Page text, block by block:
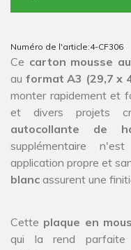
Numéro de l'article:4-CF306
Ce carton mousse
au format A3 (29,7 x
monter rapidement et
et divers projets
autocollante de
supplémentaire
application propre et
blanc assurent une
Cette plaque en
qui la rend